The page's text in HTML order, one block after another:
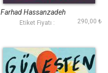
Farhad Hassanzadeh
Etiket Fiyatı : 290,00 ₺